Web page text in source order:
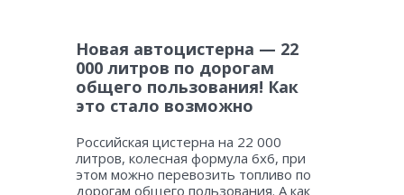
Новая автоцистерна — 22
000 литров по дорогам
общего пользования! Как
это стало возможно
Российская цистерна на 22 000
литров, колесная формула 6х6, при
этом можно перевозить топливо по
дорогам общего пользования. А как